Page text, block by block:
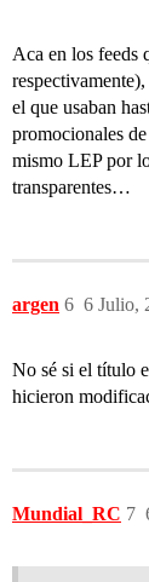
Aca en los feeds
el que usaban
promocionales
mismo LEP por
transparentes…
argen 6 Julio,
6
No sé si el título
hicieron
Mundial_RC 7